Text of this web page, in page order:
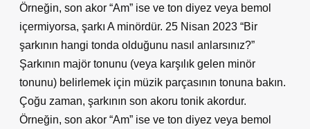
Örneğin, son akor “Am” ise ve ton diyez veya bemol
içermiyorsa, şarkı A minördür. 25 Nisan 2023 “Bir
şarkının hangi tonda olduğunu nasıl anlarsınız?”
Şarkının majör tonunu (veya karşılık gelen minör
tonunu) belirlemek için müzik parçasının tonuna bakın.
Çoğu zaman, şarkının son akoru tonik akordur.
Örneğin, son akor “Am” ise ve ton diyez veya bemol